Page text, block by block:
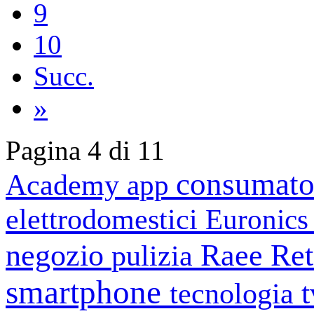
9
10
Succ.
»
Pagina 4 di 11
Academy app
elettrodomestici
negozio pulizia Raee
smartphone tecnologia